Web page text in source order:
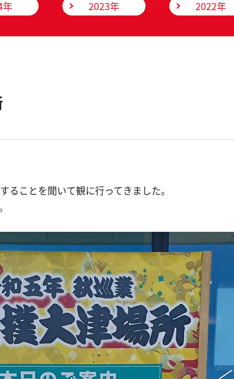
年 2023年 2022年
ることを聞いて観に行ってきました。